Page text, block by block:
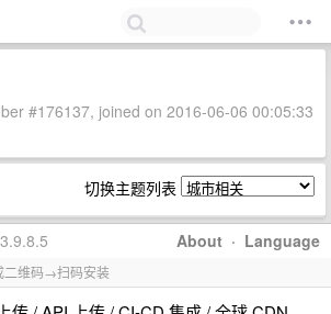
#176137, joined on 2016-06-06 00:05:33
切换主题列表
About · Language
二维码→扫码安装